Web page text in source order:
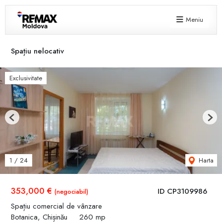
Meniu
Spațiu nelocativ
ID CP3109986
353,000 € (negociabil)
Spațiu comercial de vânzare
Botanica, Chișinău
260 mp
Exclusivitate
1 / 24 Harta
Previous Next